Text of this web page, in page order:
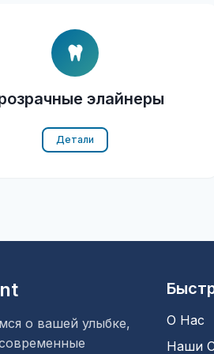
элайнеры
Детали
о вашей улыбке,
О Нас
Наши